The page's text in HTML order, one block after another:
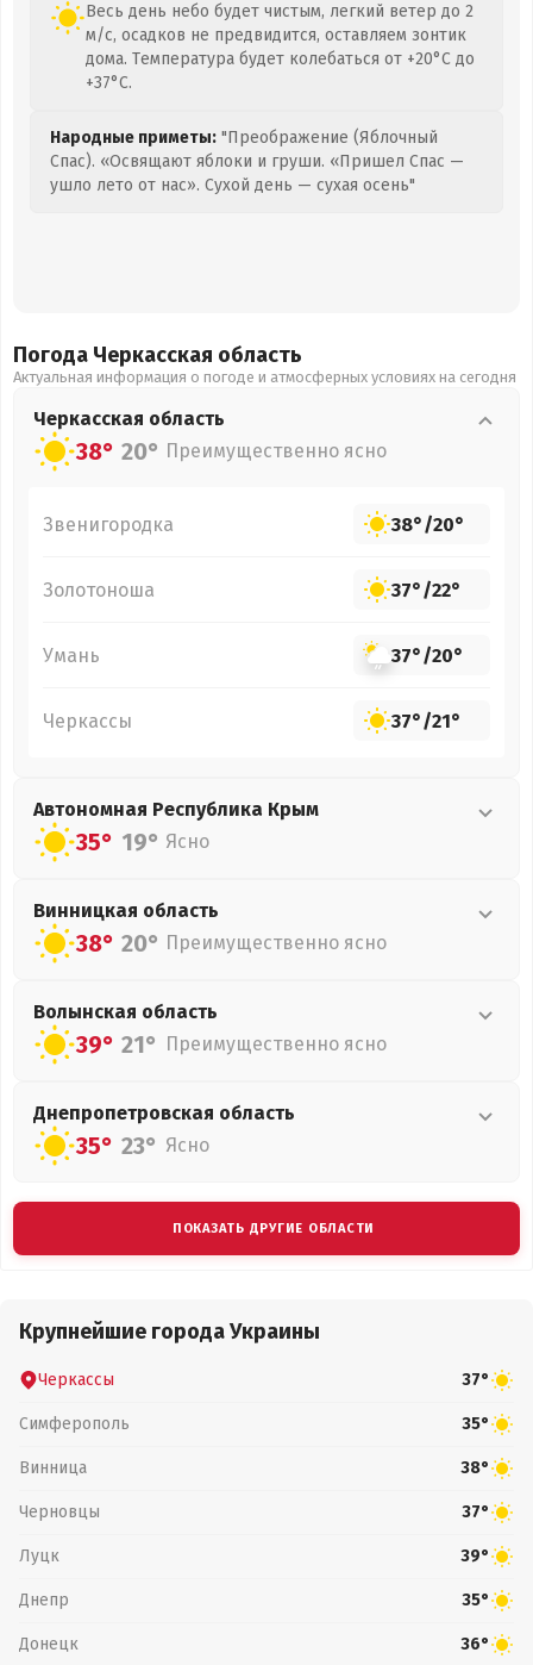
Весь день небо будет чистым, легкий ветер до 2
м/с, осадков не предвидится, оставляем зонтик
дома. Температура будет колебаться от +20°C до
+37°C.
Народные приметы: "Преображение (Яблочный
Спас). «Освящают яблоки и груши. «Пришел Спас —
ушло лето от нас». Сухой день — сухая осень"
Погода Черкасская область
Актуальная информация о погоде и атмосферных условиях на сегодня
Черкасская область
38° 20° Преимущественно ясно
Звенигородка 38°/20°
Золотоноша 37°/22°
Умань 37°/20°
Черкассы 37°/21°
Автономная Республика Крым
35° 19° Ясно
Винницкая область
38° 20° Преимущественно ясно
Волынская область
39° 21° Преимущественно ясно
Днепропетровская область
35° 23° Ясно
ПОКАЗАТЬ ДРУГИЕ ОБЛАСТИ
Крупнейшие города Украины
Черкассы 37°
Симферополь 35°
Винница 38°
Черновцы 37°
Луцк 39°
Днепр 35°
Донецк 36°